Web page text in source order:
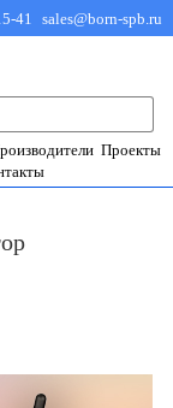
41 sales@born-spb.ru
Проекты